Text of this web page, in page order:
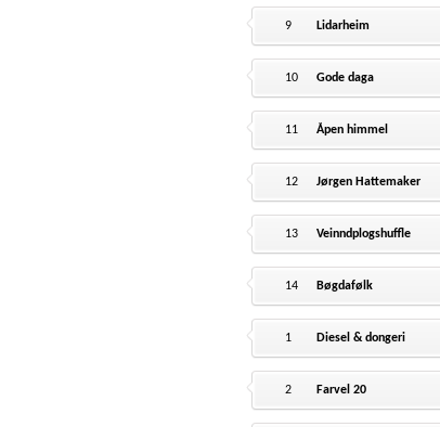
9 Lidarheim
10 Gode daga
11 Åpen himmel
12 Jørgen Hattemaker
13 Veinndplogshuffle
14 Bøgdafølk
1 Diesel & dongeri
2 Farvel 20